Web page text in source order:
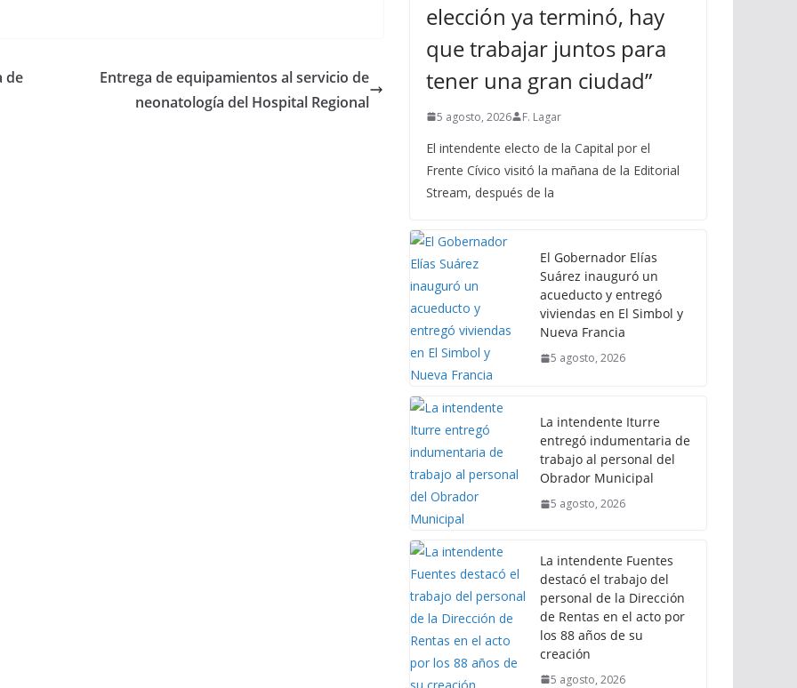
de
Entrega de equipamientos al servicio de
neonatología del Hospital Regional
elección ya terminó, hay
que trabajar juntos para
tener una gran ciudad”
5 agosto, 2026 F. Lagar
El intendente electo de la Capital por el
Frente Cívico visitó la mañana de la Editorial
Stream, después de la
El Gobernador Elías
Suárez inauguró un
acueducto y entregó
viviendas en El Simbol y
Nueva Francia
5 agosto, 2026
La intendente Iturre
entregó indumentaria de
trabajo al personal del
Obrador Municipal
5 agosto, 2026
La intendente Fuentes
destacó el trabajo del
personal de la Dirección
de Rentas en el acto por
los 88 años de su
creación
5 agosto, 2026